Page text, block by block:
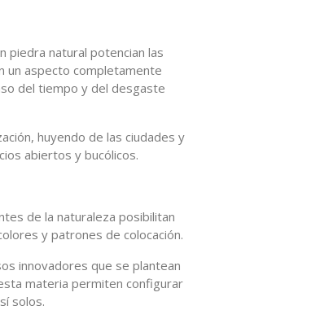
piedra natural potencian las
un aspecto completamente
del tiempo y del desgaste
huyendo de las ciudades y
abiertos y bucólicos.
de la naturaleza posibilitan
y patrones de colocación.
innovadores que se plantean
materia permiten configurar
sí solos.